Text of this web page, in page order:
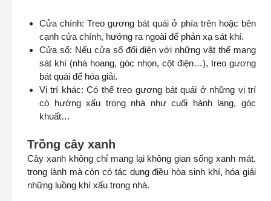
Cửa chính: Treo gương bát quái ở phía trên hoặc bên
cạnh cửa chính, hướng ra ngoài để phản xạ sát khí.
Cửa sổ: Nếu cửa sổ đối diện với những vật thể mang
sát khí (nhà hoang, góc nhọn, cột điện…), treo gương
bát quái để hóa giải.
Vị trí khác: Có thể treo gương bát quái ở những vị trí
có hướng xấu trong nhà như cuối hành lang, góc
khuất…
Trồng cây xanh
Cây xanh không chỉ mang lại không gian sống xanh mát,
trong lành mà còn có tác dụng điều hòa sinh khí, hóa giải
những luồng khí xấu trong nhà.